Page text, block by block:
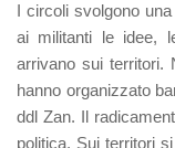
I circoli svolgono
ai militanti le idee,
arrivano sui territori.
hanno organizzato
ddl Zan. Il
politica. Sui territori